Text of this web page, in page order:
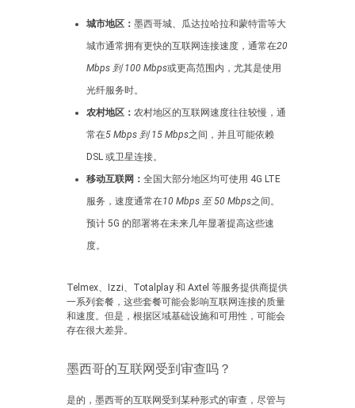
城市地区： 墨西哥城、瓜达拉哈拉和蒙特雷等大
城市通常拥有更快的互联网连接速度，通常在20
Mbps 到 100 Mbps或更高范围内，尤其是使用
光纤服务时。
农村地区： 农村地区的互联网速度往往较慢，通
常在5 Mbps 到 15 Mbps之间，并且可能依赖
DSL 或卫星连接。
移动互联网： 全国大部分地区均可使用 4G LTE
服务，速度通常在10 Mbps 至 50 Mbps之间。
预计 5G 的部署将在未来几年显著提高这些速
度。
Telmex、Izzi、Totalplay 和 Axtel 等服务提供商提供
一系列套餐，这些套餐可能会影响互联网连接的质量
和速度。但是，根据区域基础设施和可用性，可能会
存在很大差异。
墨西哥的互联网受到审查吗？
是的，墨西哥的互联网受到某种形式的审查，尽管与